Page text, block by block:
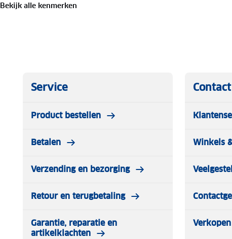
Bekijk alle kenmerken
Service
Product bestellen
Betalen
Verzending en bezorging
Retour en terugbetaling
Garantie, reparatie en
artikelklachten
Contact
Winkels